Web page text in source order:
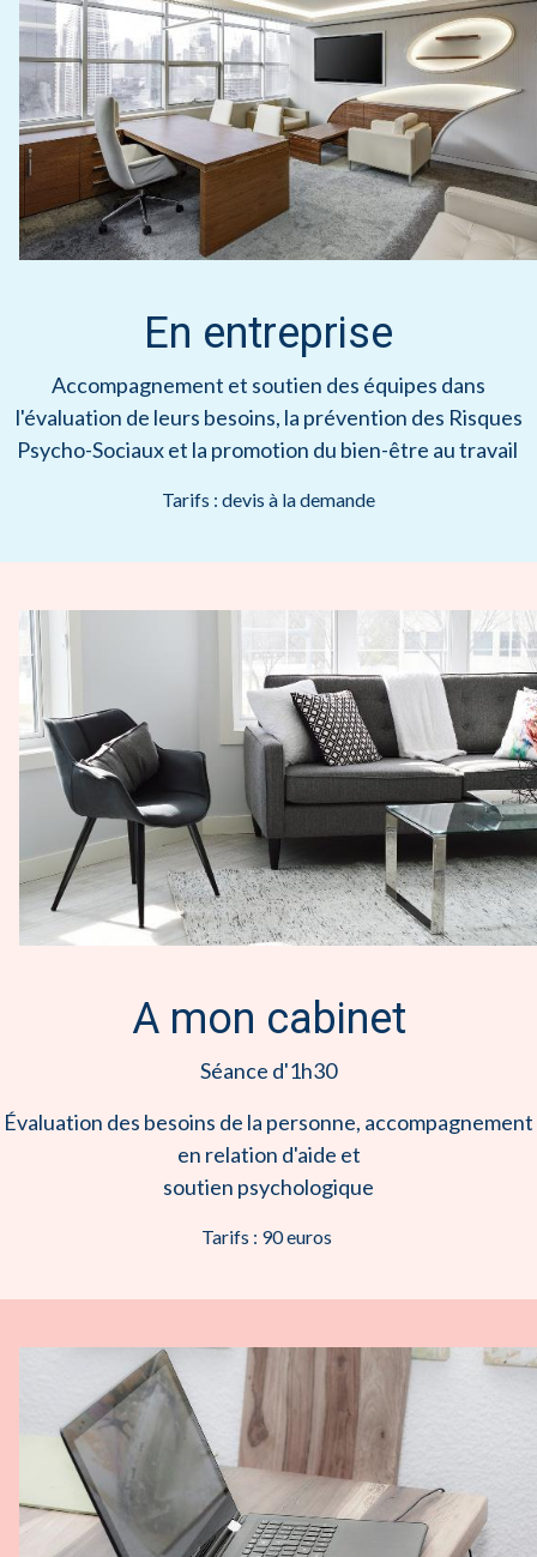
En entreprise
Accompagnement et soutien des équipes dans
l'évaluation de leurs besoins, la prévention des Risques
Psycho-Sociaux et la promotion du bien-être au travail
Tarifs : devis à la demande
A mon cabinet
Séance d'1h30
Évaluation des besoins de la personne, accompagnement
en relation d'aide et
soutien psychologique
Tarifs : 90 euros